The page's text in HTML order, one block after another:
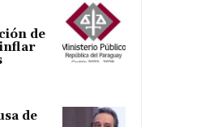
de
inflar
de